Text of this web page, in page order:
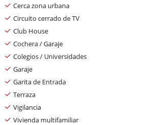
Cerca zona urbana
Circuito cerrado de TV
Club House
Cochera / Garaje
Colegios / Universidades
Garaje
Garita de Entrada
Terraza
Vigilancia
Vivienda multifamiliar